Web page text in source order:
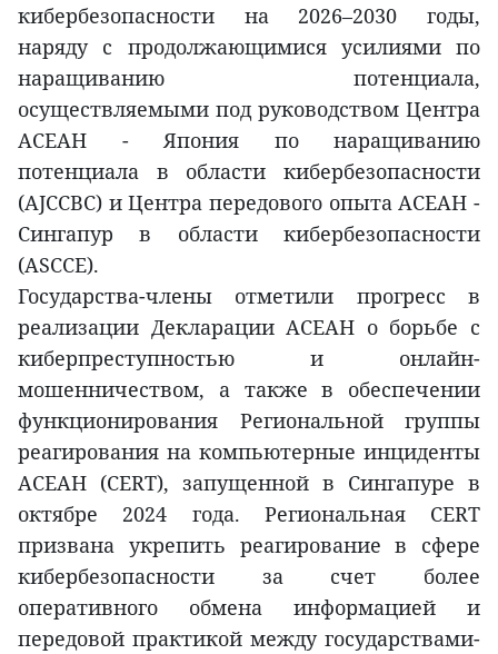
кибербезопасности на 2026–2030 годы,
наряду с продолжающимися усилиями по
наращиванию потенциала,
осуществляемыми под руководством Центра
АСЕАН - Япония по наращиванию
потенциала в области кибербезопасности
(AJCCBC) и Центра передового опыта АСЕАН -
Сингапур в области кибербезопасности
(ASCCE).
Государства-члены отметили прогресс в
реализации Декларации АСЕАН о борьбе с
киберпреступностью и онлайн-
мошенничеством, а также в обеспечении
функционирования Региональной группы
реагирования на компьютерные инциденты
АСЕАН (CERT), запущенной в Сингапуре в
октябре 2024 года. Региональная CERT
призвана укрепить реагирование в сфере
кибербезопасности за счет более
оперативного обмена информацией и
передовой практикой между государствами-